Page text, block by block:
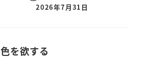
2026年7月31日
色を欲する